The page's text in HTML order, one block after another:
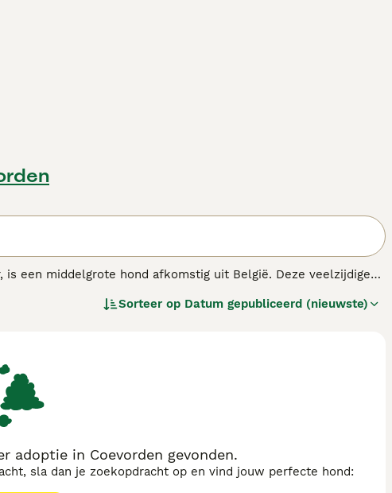
een middelgrote hond afkomstig uit België. Deze veelzijdige
is de Groenendaeler uitstekend in gehoorzaamheid,
Sorteer op Datum gepubliceerd (nieuwste)
adoptie in Coevorden gevonden.
sla dan je zoekopdracht op en vind jouw perfecte hond: